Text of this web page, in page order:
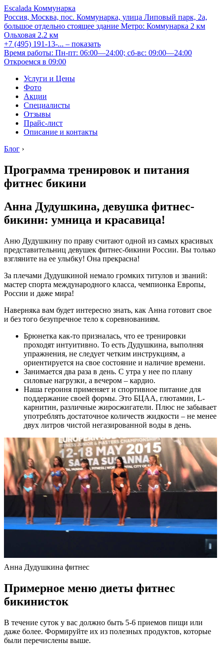
Escalada Коммунарка
Россия, Москва, пос. Коммунарка, улица Липовый парк, 2а,
большое отдельно стоящее здание Метро: Коммунарка 2 км
Ольховая 2.2 км
+7 (495) 191-13-... – показать
Время работы: Пн-пт: 06:00—24:00; сб-вс: 09:00—24:00
Откроемся в 09:00
Услуги и Цены
Фото
Акции
Специалисты
Отзывы
Прайс-лист
Описание и контакты
Блог ›
Программа тренировок и питания
фитнес бикини
Анна Дудушкина, девушка фитнес-
бикини: умница и красавица!
Аню Дудушкину по праву считают одной из самых красивых
представительниц девушек фитнес-бикини России. Вы только
взгляните на ее улыбку! Она прекрасна!
За плечами Дудушкиной немало громких титулов и званий:
мастер спорта международного класса, чемпионка Европы,
России и даже мира!
Наверняка вам будет интересно знать, как Анна готовит свое
и без того безупречное тело к соревнованиям.
Брюнетка как-то призналась, что ее тренировки
проходят интуитивно. То есть Дудушкина, выполняя
упражнения, не следует четким инструкциям, а
ориентируется на свое состояние и наличие времени.
Занимается два раза в день. С утра у нее по плану
силовые нагрузки, а вечером – кардио.
Наша героиня применяет и спортивное питание для
поддержание своей формы. Это БЦАА, глютамин, L-
карнитин, различные жиросжигатели. Плюс не забывает
употреблять достаточное количеств жидкости – не менее
двух литров чистой негазированной воды в день.
Анна Дудушкина фитнес
Примерное меню диеты фитнес
бикинисток
В течение суток у вас должно быть 5-6 приемов пищи или
даже более. Формируйте их из полезных продуктов, которые
были перечислены выше.